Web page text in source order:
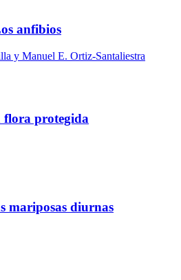
anfibios
y Manuel E. Ortiz-Santaliestra
protegida
mariposas diurnas